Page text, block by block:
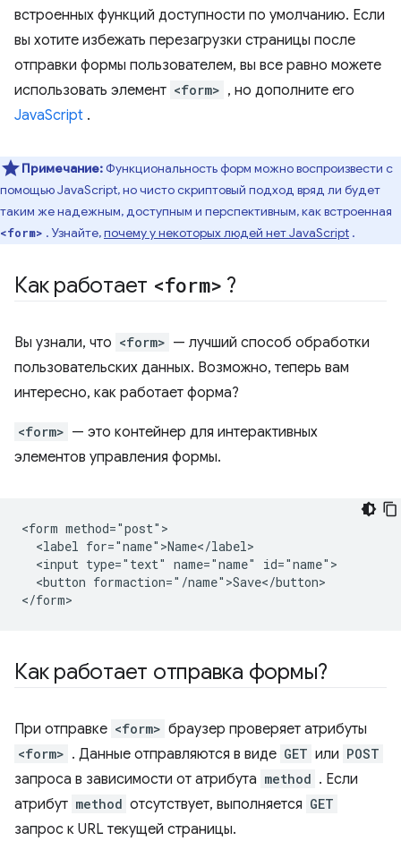
встроенных функций доступности по умолчанию. Если
вы хотите избежать перезагрузки страницы после
отправки формы пользователем, вы все равно можете
использовать элемент <form> , но дополните его
JavaScript .
Примечание: Функциональность форм можно воспроизвести с
помощью JavaScript, но чисто скриптовый подход вряд ли будет
таким же надежным, доступным и перспективным, как встроенная
<form> . Узнайте,почему у некоторых людей нет JavaScript .
Как работает <form> ?
Вы узнали, что <form> — лучший способ обработки
пользовательских данных. Возможно, теперь вам
интересно, как работает форма?
<form> — это контейнер для интерактивных
элементов управления формы.
<form method="post">
  <label for="name">Name</label>
  <input type="text" name="name" id="name">
  <button formaction="/name">Save</button>
Как работает отправка формы?
При отправке <form> браузер проверяет атрибуты
<form> . Данные отправляются в виде GET или POST
запроса в зависимости от атрибута method . Если
атрибут method отсутствует, выполняется GET
запрос к URL текущей страницы.